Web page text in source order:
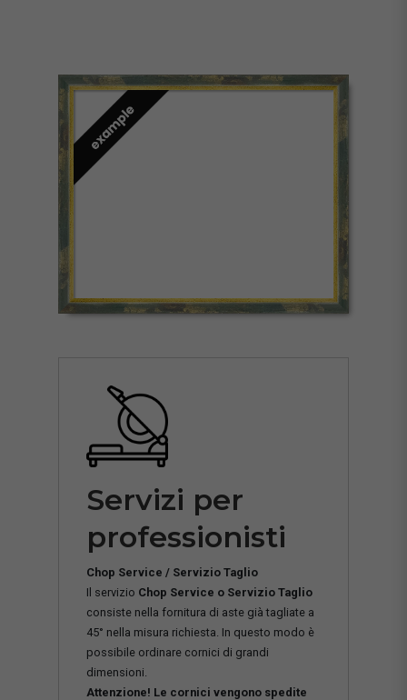
Servizi per
professionisti
Chop Service / Servizio Taglio
Il servizio Chop Service o Servizio Taglio
consiste nella fornitura di aste già tagliate a
45° nella misura richiesta. In questo modo è
possibile ordinare cornici di grandi
dimensioni.
Attenzione! Le cornici vengono spedite